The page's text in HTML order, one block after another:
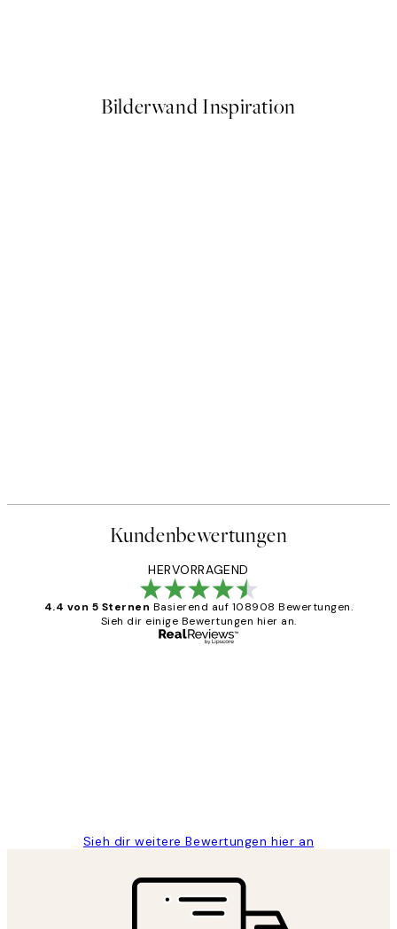
Bilderwand Inspiration
Kundenbewertungen
HERVORRAGEND
4.4 von 5 Sternen Basierend auf 108908 Bewertungen.
Sieh dir einige Bewertungen hier an.
Sieh dir weitere Bewertungen hier an